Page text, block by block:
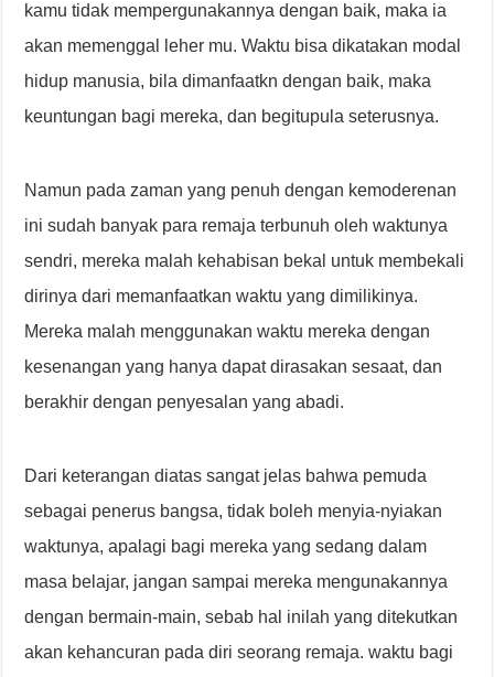
kamu tidak mempergunakannya dengan baik, maka ia
akan memenggal leher mu. Waktu bisa dikatakan modal
hidup manusia, bila dimanfaatkn dengan baik, maka
keuntungan bagi mereka, dan begitupula seterusnya.
Namun pada zaman yang penuh dengan kemoderenan
ini sudah banyak para remaja terbunuh oleh waktunya
sendri, mereka malah kehabisan bekal untuk membekali
dirinya dari memanfaatkan waktu yang dimilikinya.
Mereka malah menggunakan waktu mereka dengan
kesenangan yang hanya dapat dirasakan sesaat, dan
berakhir dengan penyesalan yang abadi.
Dari keterangan diatas sangat jelas bahwa pemuda
sebagai penerus bangsa, tidak boleh menyia-nyiakan
waktunya, apalagi bagi mereka yang sedang dalam
masa belajar, jangan sampai mereka mengunakannya
dengan bermain-main, sebab hal inilah yang ditekutkan
akan kehancuran pada diri seorang remaja. waktu bagi